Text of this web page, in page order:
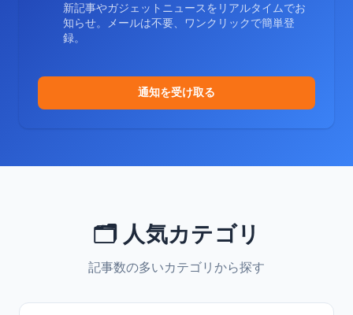
新記事やガジェットニュースをリアルタイムでお
知らせ。メールは不要、ワンクリックで簡単登
録。
通知を受け取る
🗂️ 人気カテゴリ
記事数の多いカテゴリから探す